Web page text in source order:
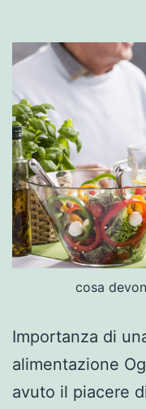
cosa
Importanza di
alimentazione
avuto il piacere